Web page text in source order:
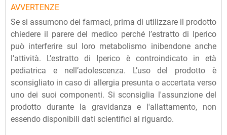
AVVERTENZE
Se si assumono dei farmaci, prima di utilizzare il prodotto
chiedere il parere del medico perché l’estratto di Iperico
può interferire sul loro metabolismo inibendone anche
l’attività. L’estratto di Iperico è controindicato in età
pediatrica e nell’adolescenza. L’uso del prodotto è
sconsigliato in caso di allergia presunta o accertata verso
uno dei suoi componenti. Si sconsiglia l'assunzione del
prodotto durante la gravidanza e l'allattamento, non
essendo disponibili dati scientifici al riguardo.